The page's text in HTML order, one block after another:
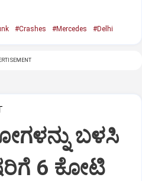
#Crashes #Mercedes #Delhi
ಬಳಸಿ
6 ಕೋಟಿ